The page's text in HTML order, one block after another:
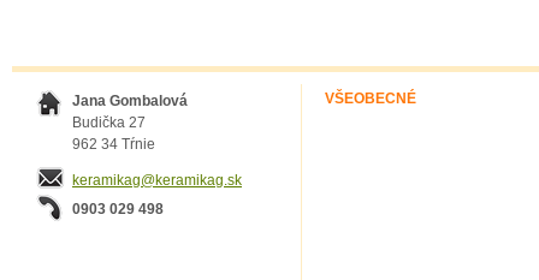
Jana Gombalová
Budička 27
962 34 Tŕnie
keramikag@keramikag.sk
0903 029 498
VŠEOBECNÉ